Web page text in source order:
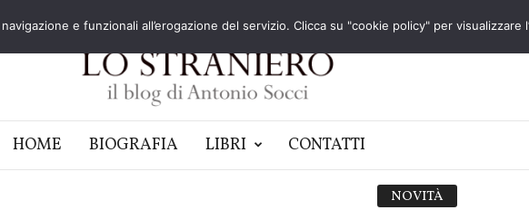
HOME BIOGRAFIA LIBRI CONTATTI
NOVITÀ
e funzionali all’erogazione del servizio. Clicca su "cookie policy" per visualizzare